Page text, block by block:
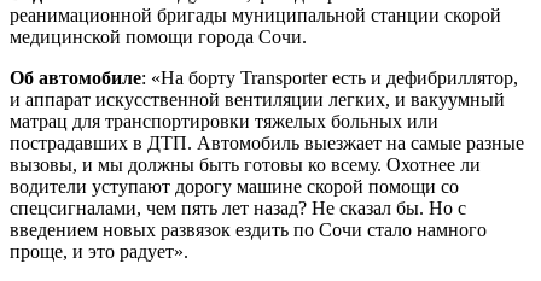
реанимационной бригады муниципальной станции скорой
медицинской помощи города Сочи.
Об автомобиле: «На борту Transporter есть и дефибриллятор,
и аппарат искусственной вентиляции легких, и вакуумный
матрац для транспортировки тяжелых больных или
пострадавших в ДТП. Автомобиль выезжает на самые разные
вызовы, и мы должны быть готовы ко всему. Охотнее ли
водители уступают дорогу машине скорой помощи со
спецсигналами, чем пять лет назад? Не сказал бы. Но с
введением новых развязок ездить по Сочи стало намного
проще, и это радует».